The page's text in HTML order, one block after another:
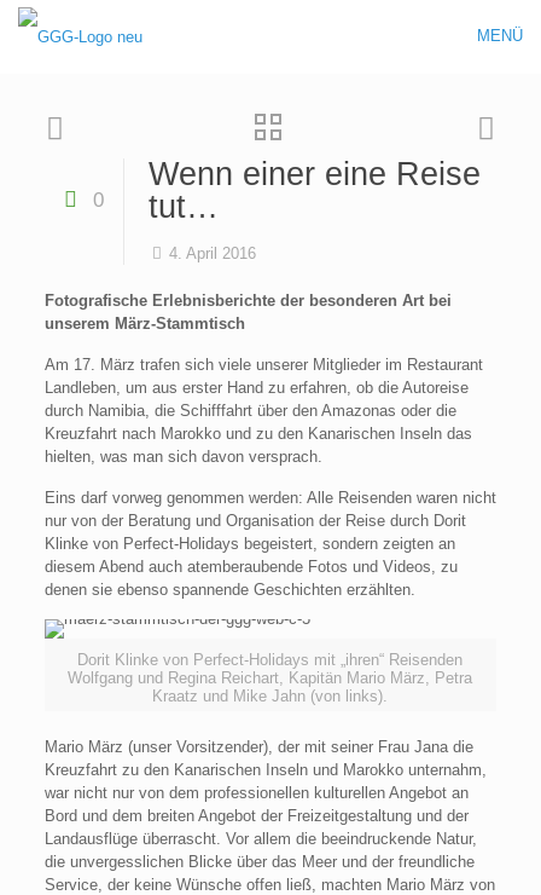
MENÜ
0
Wenn einer eine Reise
tut…
4. April 2016
Fotografische Erlebnisberichte der besonderen Art bei
unserem März-Stammtisch
Am 17. März trafen sich viele unserer Mitglieder im Restaurant
Landleben, um aus erster Hand zu erfahren, ob die Autoreise
durch Namibia, die Schifffahrt über den Amazonas oder die
Kreuzfahrt nach Marokko und zu den Kanarischen Inseln das
hielten, was man sich davon versprach.
Eins darf vorweg genommen werden: Alle Reisenden waren nicht
nur von der Beratung und Organisation der Reise durch Dorit
Klinke von Perfect-Holidays begeistert, sondern zeigten an
diesem Abend auch atemberaubende Fotos und Videos, zu
denen sie ebenso spannende Geschichten erzählten.
Dorit Klinke von Perfect-Holidays mit „ihren“ Reisenden
Wolfgang und Regina Reichart, Kapitän Mario März, Petra
Kraatz und Mike Jahn (von links).
Mario März (unser Vorsitzender), der mit seiner Frau Jana die
Kreuzfahrt zu den Kanarischen Inseln und Marokko unternahm,
war nicht nur von dem professionellen kulturellen Angebot an
Bord und dem breiten Angebot der Freizeitgestaltung und der
Landausflüge überrascht. Vor allem die beeindruckende Natur,
die unvergesslichen Blicke über das Meer und der freundliche
Service, der keine Wünsche offen ließ, machten Mario März von